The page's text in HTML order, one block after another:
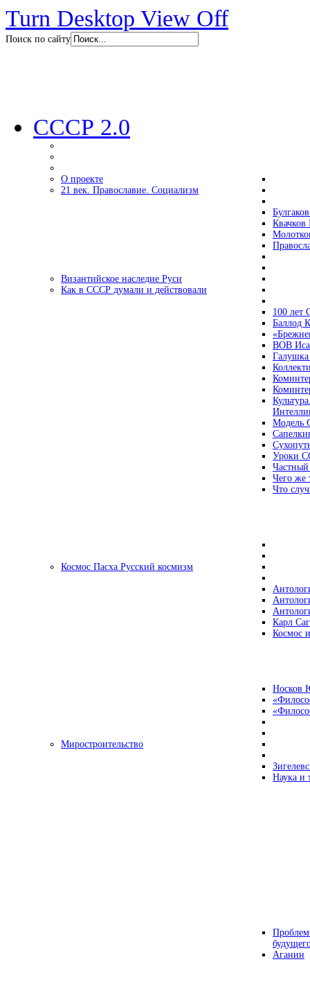
Turn Desktop View Off
Поиск по сайту
СССР 2.0
О проекте
21 век. Православие. Социализм
Византийское наследие Руси
Как в СССР думали и действовали
100 лет
Баллод
ВОВ
Модель
Уроки
Чего же
Что
Космос Пасха Русский космизм
Карл
Космос
Носков
Миростроительство
Наука и
Аганин